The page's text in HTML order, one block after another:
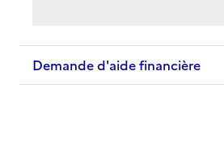
Demande d'aide financière